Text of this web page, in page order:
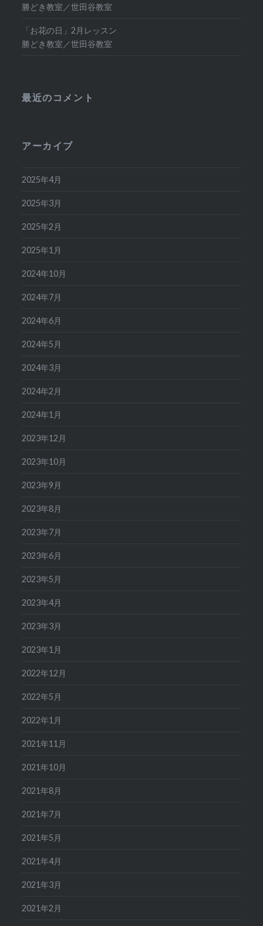
勝どき教室／世田谷教室
「お花の日」2月レッスン
勝どき教室／世田谷教室
最近のコメント
アーカイブ
2025年4月
2025年3月
2025年2月
2025年1月
2024年10月
2024年7月
2024年6月
2024年5月
2024年3月
2024年2月
2024年1月
2023年12月
2023年10月
2023年9月
2023年8月
2023年7月
2023年6月
2023年5月
2023年4月
2023年3月
2023年1月
2022年12月
2022年5月
2022年1月
2021年11月
2021年10月
2021年8月
2021年7月
2021年5月
2021年4月
2021年3月
2021年2月